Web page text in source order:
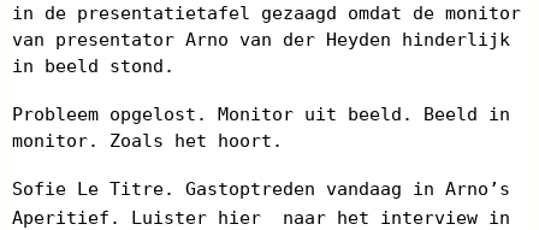
in de presentatietafel gezaagd omdat de monitor
van presentator Arno van der Heyden hinderlijk
in beeld stond.
Probleem opgelost. Monitor uit beeld. Beeld in
monitor. Zoals het hoort.
Sofie Le Titre. Gastoptreden vandaag in Arno’s
Aperitief. Luister hier
naar het interview in